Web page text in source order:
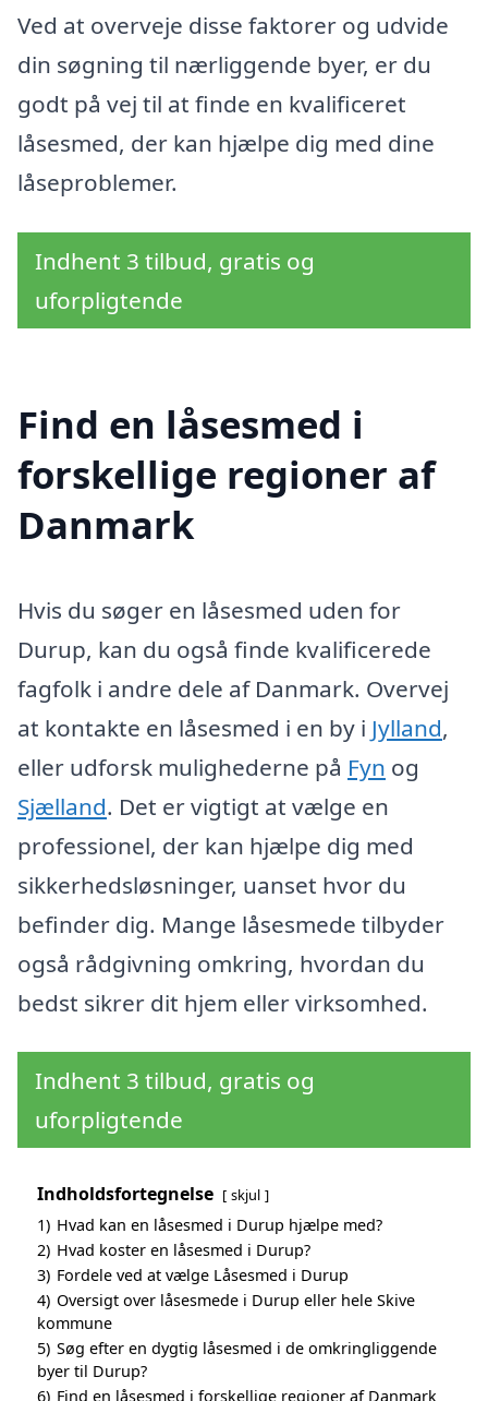
Ved at overveje disse faktorer og udvide
din søgning til nærliggende byer, er du
godt på vej til at finde en kvalificeret
låsesmed, der kan hjælpe dig med dine
låseproblemer.
Indhent 3 tilbud, gratis og
uforpligtende
Find en låsesmed i
forskellige regioner af
Danmark
Hvis du søger en låsesmed uden for
Durup, kan du også finde kvalificerede
fagfolk i andre dele af Danmark. Overvej
at kontakte en låsesmed i en by i Jylland,
eller udforsk mulighederne på Fyn og
Sjælland. Det er vigtigt at vælge en
professionel, der kan hjælpe dig med
sikkerhedsløsninger, uanset hvor du
befinder dig. Mange låsesmede tilbyder
også rådgivning omkring, hvordan du
bedst sikrer dit hjem eller virksomhed.
Indhent 3 tilbud, gratis og
uforpligtende
Indholdsfortegnelse skjul
1) Hvad kan en låsesmed i Durup hjælpe med?
2) Hvad koster en låsesmed i Durup?
3) Fordele ved at vælge Låsesmed i Durup
4) Oversigt over låsesmede i Durup eller hele Skive
kommune
5) Søg efter en dygtig låsesmed i de omkringliggende
byer til Durup?
6) Find en låsesmed i forskellige regioner af Danmark